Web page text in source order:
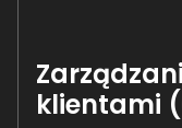
klientami